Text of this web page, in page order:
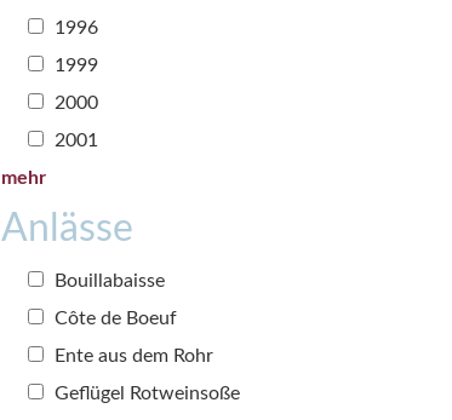
1996
1999
2000
2001
mehr
Anlässe
Bouillabaisse
Côte de Boeuf
Ente aus dem Rohr
Geflügel Rotweinsoße